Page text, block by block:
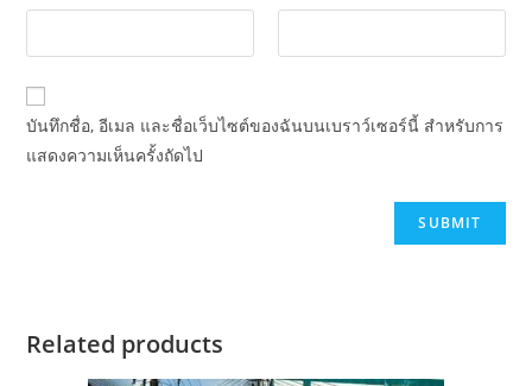
บันทึกชื่อ, อีเมล และชื่อเว็บไซต์ของฉันบนเบราว์เซอร์นี้ สำหรับการ
แสดงความเห็นครั้งถัดไป
Related products